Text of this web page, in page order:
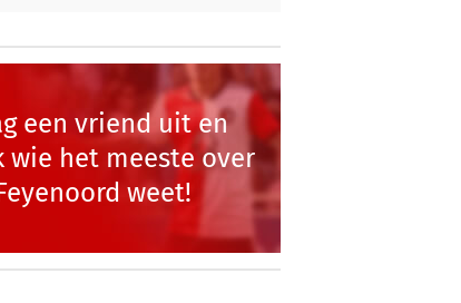
een vriend uit en
wie het meeste over
weet!